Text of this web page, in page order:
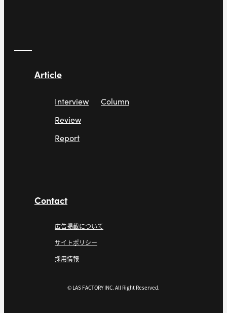
Article
Interview
Review
Report
Column
Contact
広告掲載について
サイトポリシー
採用情報
© LAS FACTORY INC. All Right Reserved.